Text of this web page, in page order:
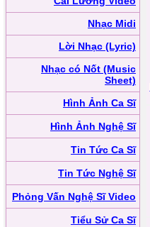
Nhạc Midi
Lời Nhạc (Lyric)
Nhạc có Nốt (Music
Sheet)
Hình Ảnh Ca Sĩ
Hình Ảnh Nghệ Sĩ
Tin Tức Ca Sĩ
Tin Tức Nghệ Sĩ
Phỏng Vấn Nghệ Sĩ Video
Tiểu Sử Ca Sĩ